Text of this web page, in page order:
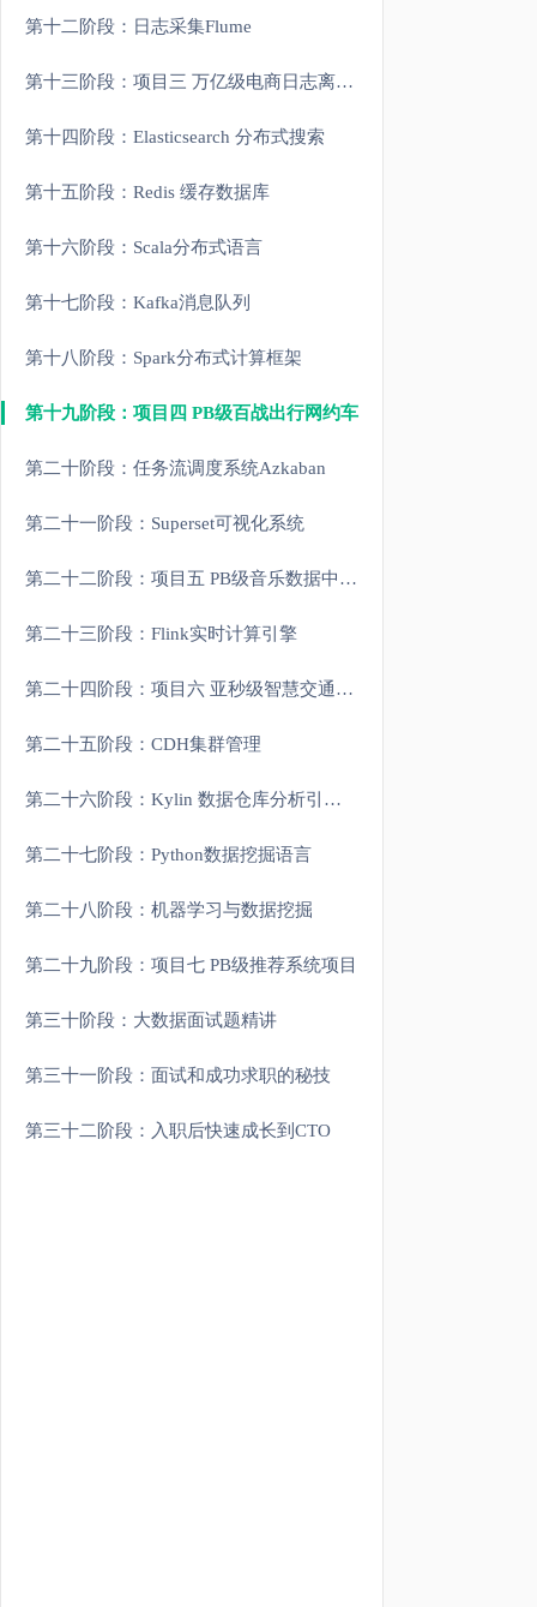
第十二阶段：日志采集Flume
第十三阶段：项目三 万亿级电商日志离线分析系统
第十四阶段：Elasticsearch 分布式搜索
第十五阶段：Redis 缓存数据库
第十六阶段：Scala分布式语言
第十七阶段：Kafka消息队列
第十八阶段：Spark分布式计算框架
第十九阶段：项目四 PB级百战出行网约车
第二十阶段：任务流调度系统Azkaban
第二十一阶段：Superset可视化系统
第二十二阶段：项目五 PB级音乐数据中心数仓综合项目
第二十三阶段：Flink实时计算引擎
第二十四阶段：项目六 亚秒级智慧交通实时监控平台
第二十五阶段：CDH集群管理
第二十六阶段：Kylin 数据仓库分析引擎(扩展)
第二十七阶段：Python数据挖掘语言
第二十八阶段：机器学习与数据挖掘
第二十九阶段：项目七 PB级推荐系统项目
第三十阶段：大数据面试题精讲
第三十一阶段：面试和成功求职的秘技
第三十二阶段：入职后快速成长到CTO